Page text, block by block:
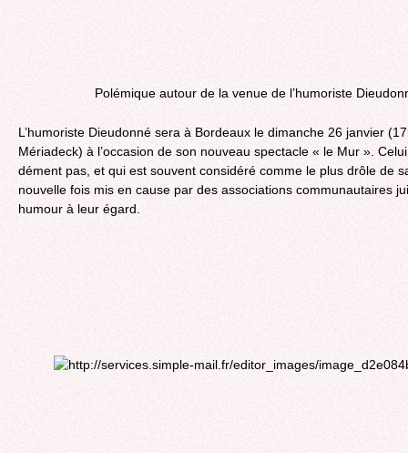
Polémique autour de la venue de l’humoriste
L’humoriste Dieudonné sera à Bordeaux le dimanche 26 janvier
Mériadeck) à l’occasion de son nouveau spectacle « le Mur ».
dément pas, et qui est souvent considéré comme le plus drôle de
nouvelle fois mis en cause par des associations communautaires
humour à leur égard.